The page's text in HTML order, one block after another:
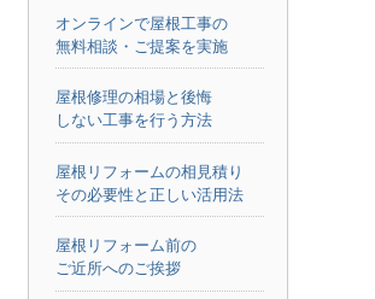
オンラインで屋根工事の
無料相談・ご提案を実施
屋根修理の相場と後悔
しない工事を行う方法
屋根リフォームの相見積り
その必要性と正しい活用法
屋根リフォーム前の
ご近所へのご挨拶